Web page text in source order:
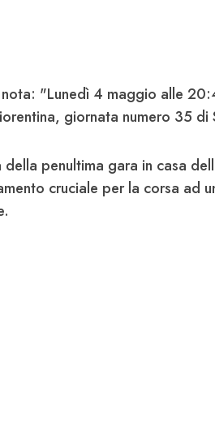
"Lunedì 4 maggio alle
giornata numero 35 di
della penultima gara in casa
cruciale per la corsa ad